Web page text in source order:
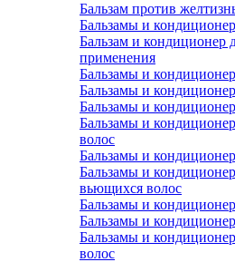
Бальзам против
Бальзамы и
Бальзам и кондиционер
применения
Бальзамы и
Бальзамы и
Бальзамы и
Бальзамы и
волос
Бальзамы и
Бальзамы и
вьющихся волос
Бальзамы и
Бальзамы и
Бальзамы и
волос